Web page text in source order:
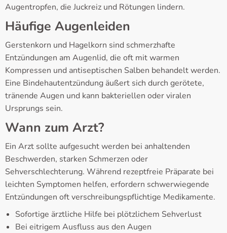
Augentropfen, die Juckreiz und Rötungen lindern.
Häufige Augenleiden
Gerstenkorn und Hagelkorn sind schmerzhafte
Entzündungen am Augenlid, die oft mit warmen
Kompressen und antiseptischen Salben behandelt werden.
Eine Bindehautentzündung äußert sich durch gerötete,
tränende Augen und kann bakteriellen oder viralen
Ursprungs sein.
Wann zum Arzt?
Ein Arzt sollte aufgesucht werden bei anhaltenden
Beschwerden, starken Schmerzen oder
Sehverschlechterung. Während rezeptfreie Präparate bei
leichten Symptomen helfen, erfordern schwerwiegende
Entzündungen oft verschreibungspflichtige Medikamente.
Sofortige ärztliche Hilfe bei plötzlichem Sehverlust
Bei eitrigem Ausfluss aus den Augen